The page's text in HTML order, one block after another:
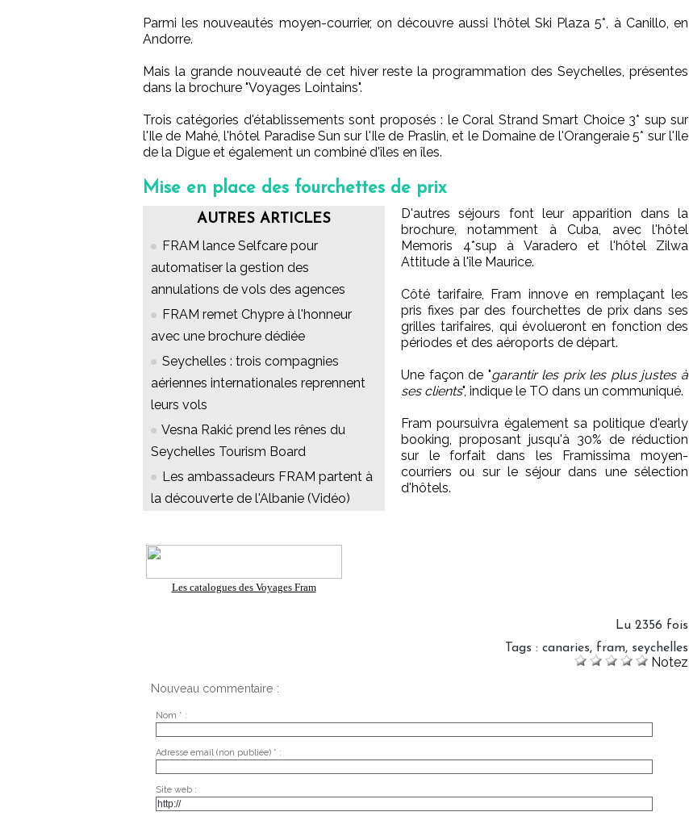
Parmi les nouveautés moyen-courrier, on découvre aussi l'hôtel Ski Plaza 5*, à Canillo, en
Andorre.
Mais la grande nouveauté de cet hiver reste la programmation des Seychelles, présentes
dans la brochure "Voyages Lointains".
Trois catégories d'établissements sont proposés : le Coral Strand Smart Choice 3* sup sur
l'Ile de Mahé, l'hôtel Paradise Sun sur l'Ile de Praslin, et le Domaine de l'Orangeraie 5* sur l'Ile
de la Digue et également un combiné d'îles en îles.
Mise en place des fourchettes de prix
AUTRES ARTICLES
FRAM lance Selfcare pour
automatiser la gestion des
annulations de vols des agences
FRAM remet Chypre à l'honneur
avec une brochure dédiée
Seychelles : trois compagnies
aériennes internationales reprennent
leurs vols
Vesna Rakić prend les rênes du
Seychelles Tourism Board
Les ambassadeurs FRAM partent à
la découverte de l'Albanie (Vidéo)
D'autres séjours font leur apparition dans la
brochure, notamment à Cuba, avec l'hôtel
Memoris 4*sup à Varadero et l'hôtel Zilwa
Attitude à l'île Maurice.
Côté tarifaire, Fram innove en remplaçant les
pris fixes par des fourchettes de prix dans ses
grilles tarifaires, qui évolueront en fonction des
périodes et des aéroports de départ.
Une façon de "garantir les prix les plus justes à
ses clients", indique le TO dans un communiqué.
Fram poursuivra également sa politique d'early
booking, proposant jusqu'à 30% de réduction
sur le forfait dans les Framissima moyen-
courriers ou sur le séjour dans une sélection
d'hôtels.
Les catalogues des Voyages Fram
Lu 2356 fois
Tags : canaries, fram, seychelles
Notez
Nouveau commentaire :
Nom * :
Adresse email (non publiée) * :
Site web :